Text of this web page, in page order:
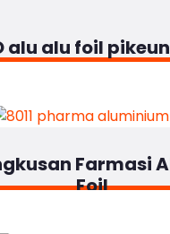
alu alu foil
Farmasi
Foil